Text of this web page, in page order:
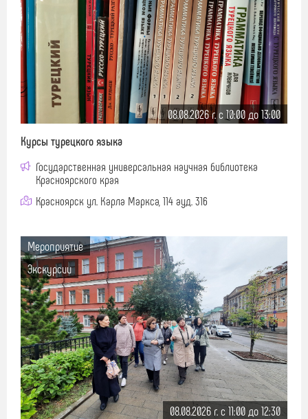
08.08.2026 г. c 10:00 до 13:00
Курсы турецкого языка
Государственная универсальная научная библиотека
Красноярского края
Красноярск ул. Карла Маркса, 114 ауд. 316
Мероприятие
Экскурсии
08.08.2026 г. c 11:00 до 12:30